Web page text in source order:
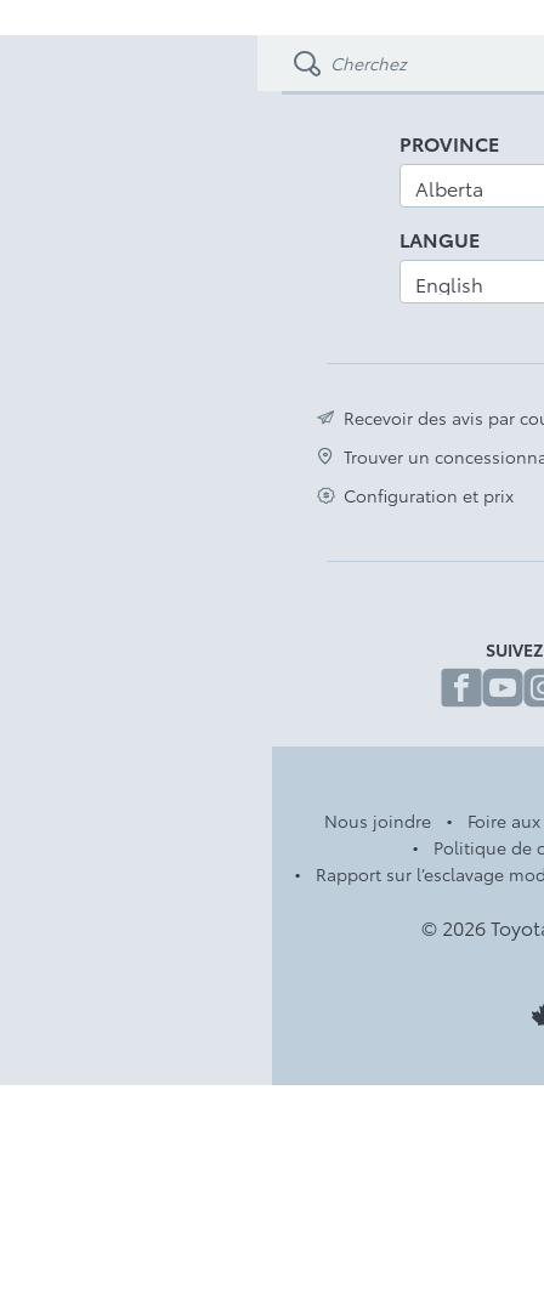
PROVINCE
LANGUE
Recevoir des avis par
Trouver un
Configuration et prix
Nous joindre
Foire
Politique de
Rapport sur l’esclavage
© 2026